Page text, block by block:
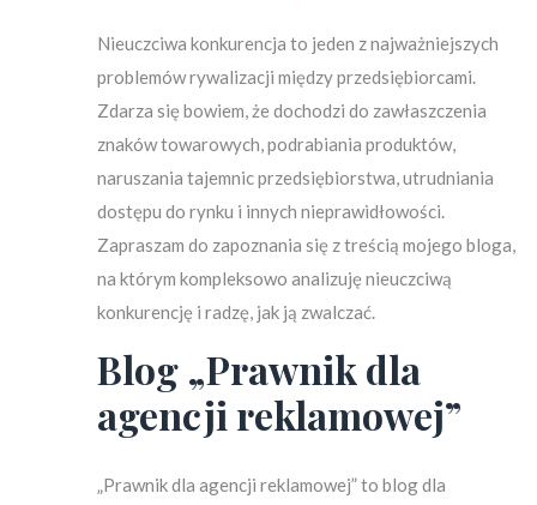
Nieuczciwa konkurencja to jeden z najważniejszych
problemów rywalizacji między przedsiębiorcami.
Zdarza się bowiem, że dochodzi do zawłaszczenia
znaków towarowych, podrabiania produktów,
naruszania tajemnic przedsiębiorstwa, utrudniania
dostępu do rynku i innych nieprawidłowości.
Zapraszam do zapoznania się z treścią mojego bloga,
na którym kompleksowo analizuję nieuczciwą
konkurencję i radzę, jak ją zwalczać.
Blog „Prawnik dla
agencji reklamowej”
„Prawnik dla agencji reklamowej” to blog dla